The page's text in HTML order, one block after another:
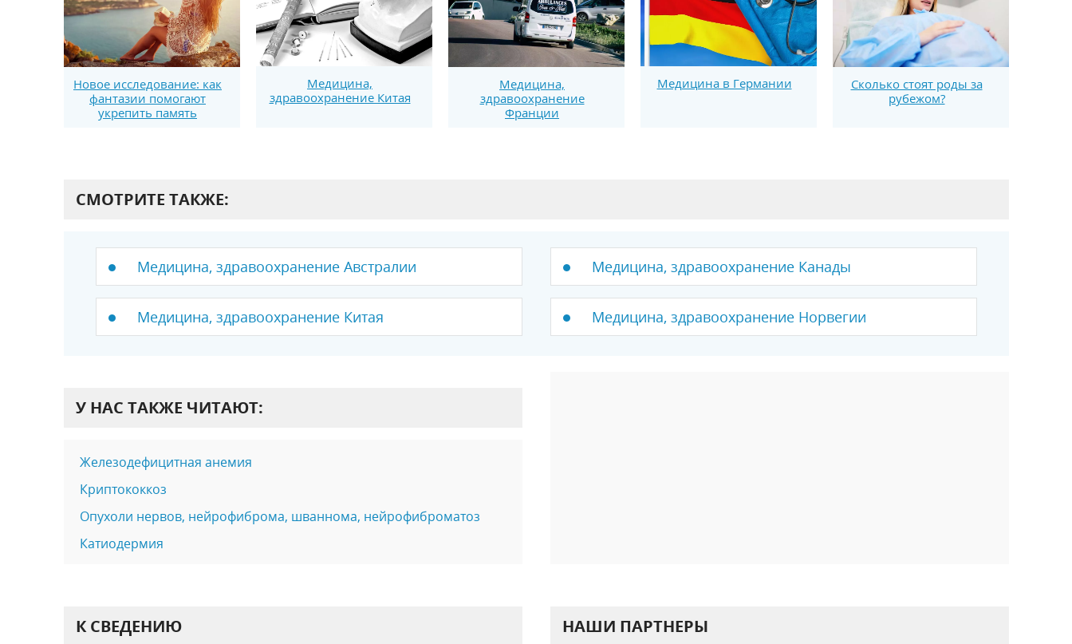
Новое исследование: как
фантазии помогают
укрепить память
Медицина,
здравоохранение Китая
Медицина,
здравоохранение
Франции
Медицина в Германии
Сколько стоят роды за
рубежом?
СМОТРИТЕ ТАКЖЕ:
Медицина, здравоохранение Австралии Медицина, здравоохранение Канады
Медицина, здравоохранение Китая Медицина, здравоохранение Норвегии
У НАС ТАКЖЕ ЧИТАЮТ:
Железодефицитная анемия
Криптококкоз
Опухоли нервов, нейрофиброма, шваннома, нейрофиброматоз
Катиодермия
К СВЕДЕНИЮ НАШИ ПАРТНЕРЫ